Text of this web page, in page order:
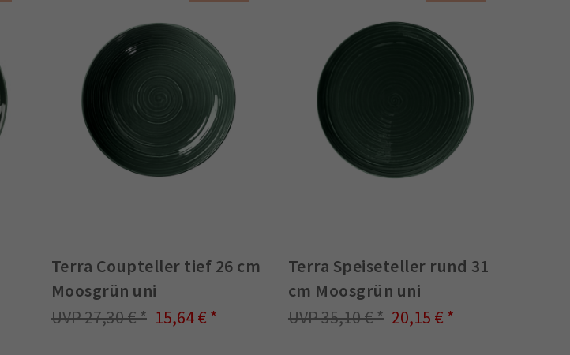
Terra Coupteller tief 26 cm
Moosgrün uni
27,30 €
15,64 €
Terra Speiseteller rund 31
cm Moosgrün uni
35,10 €
20,15 €